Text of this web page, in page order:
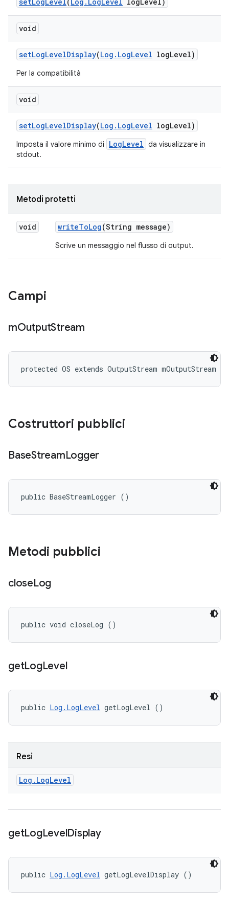
void
setLogLevelDisplay(Log . LogLevel logLevel)
Per la compatibilità
void
setLogLevelDisplay(Log . LogLevel logLevel)
Imposta il valore minimo di LogLevel da visualizzare in
stdout.
Metodi protetti
void writeToLog(String message)
Scrive un messaggio nel flusso di output.
Campi
mOutputStream
protected OS extends OutputStream mOutputStream
Costruttori pubblici
BaseStreamLogger
public BaseStreamLogger ()
Metodi pubblici
closeLog
public void closeLog ()
getLogLevel
public Log.LogLevel getLogLevel ()
Resi
Log . LogLevel
getLogLevelDisplay
public Log.LogLevel getLogLevelDisplay ()